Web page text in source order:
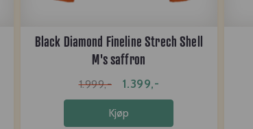
Black Diamond Fineline Strech Shell
M's saffron
1.999,- 1.399,-
Kjøp